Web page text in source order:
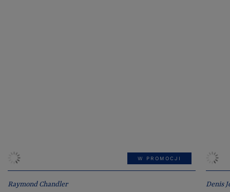
W PROMOCJI
Raymond Chandler Denis